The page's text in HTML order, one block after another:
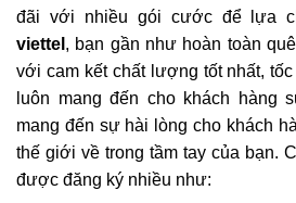
đãi với nhiều gói cước để lựa
viettel , bạn gần như hoàn toàn
với cam kết chất lượng tốt nhất, tốc
luôn mang đến cho khách hàng
mang đến sự hài lòng cho khách
thế giới về trong tầm tay của bạn.
được đăng ký nhiều như: